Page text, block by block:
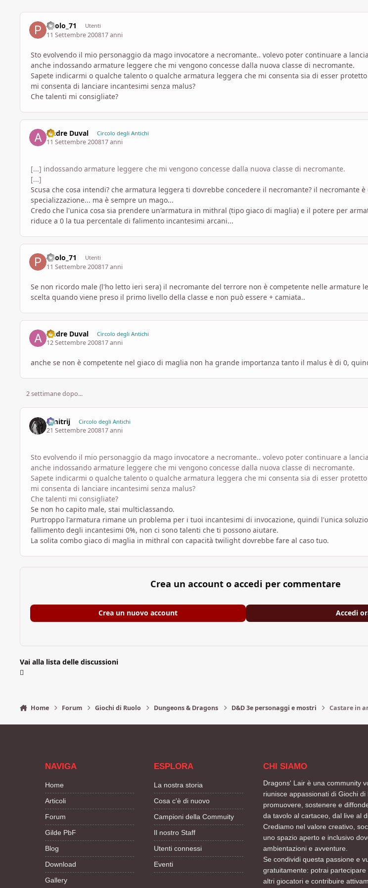
Paolo_71 Utenti
11 Settembre 200817 anni
Sto evolvendo il mio personaggio da mago invocatore a necromante.. volevo poter continuare a
anche indossando armature leggere che mi vengono concesse dalla nuova classe di necromante.
Sapete indicarmi o qualche talento o qualche armatura leggera che mi consenta sia di esser
mi consenta di lanciare incantesimi senza malus?
Che talenti mi consigliate?
Andre Duval Circolo degli Antichi
11 Settembre 200817 anni
[...] indossando armature leggere che mi vengono concesse dalla nuova classe di necromante.
[...]
Scusa che cosa intendi? che armatura leggera ti dovrebbe concedere il necromante? il necromante
specializzazione... ma è sempre un mago...
Credo che l'unica cosa sia prendere un'armatura in mithral (tipo giaco di maglia) e il potere per
riduce a 0 la tua percentale di falimento incantesimi arcani...
Paolo_71 Utenti
11 Settembre 200817 anni
Se non ricordo male (l'ho letto ieri sera) il necromante del terrore non è competente nelle armature
scelta quando viene preso il primo livello della classe e non può essere + camiata..
Andre Duval Circolo degli Antichi
12 Settembre 200817 anni
anche se non è competente nel giaco di maglia non ha grande importanza tanto il malus è di 0,
2 settimane dopo...
Dmitrij Circolo degli Antichi
21 Settembre 200817 anni
Sto evolvendo il mio personaggio da mago invocatore a necromante.. volevo poter continuare a
anche indossando armature leggere che mi vengono concesse dalla nuova classe di necromante.
Sapete indicarmi o qualche talento o qualche armatura leggera che mi consenta sia di esser
mi consenta di lanciare incantesimi senza malus?
Che talenti mi consigliate?
Se non ho capito male, stai multiclassando.
Purtroppo l'armatura rimane un problema per i tuoi incantesimi di invocazione, quindi l'unica
fallimento degli incantesimi 0%, non ci sono talenti che ti possono aiutare.
La solita combo giaco di maglia in mithral con capacità twilight dovrebbe fare al caso tuo.
Crea un account o accedi per commentare
Crea un nuovo account Accedi
Vai alla lista delle discussioni
Home Forum Giochi di Ruolo Dungeons & Dragons D&D 3e personaggi e mostri Castare in
NAVIGA
Home
Articoli
Forum
Gilde PbF
Blog
Download
Gallery
ESPLORA
La nostra storia
Cosa c'è di nuovo
Campioni della Commuity
Il nostro Staff
Utenti connessi
Eventi
CHI SIAMO
Dragons' Lair è una community
riunisce appassionati di Giochi
promuovere, sostenere e
da tavolo al cartaceo, dal live al
Crediamo nel valore creativo,
uno spazio aperto e inclusivo
ambientazioni e avventure.
Se condividi questa passione e
gratuitamente: potrai
altri giocatori e contribuire